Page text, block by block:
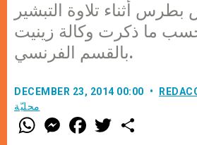
بطرس أثناء تلاوة التبشير
ما ذكرت وكالة زينيت
بالقسم الفرنسي.
DECEMBER 23, 2014 00:00
محليّة
W
h
M
e
F
a w